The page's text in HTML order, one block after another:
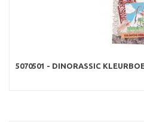
5070501 - DINORASSIC